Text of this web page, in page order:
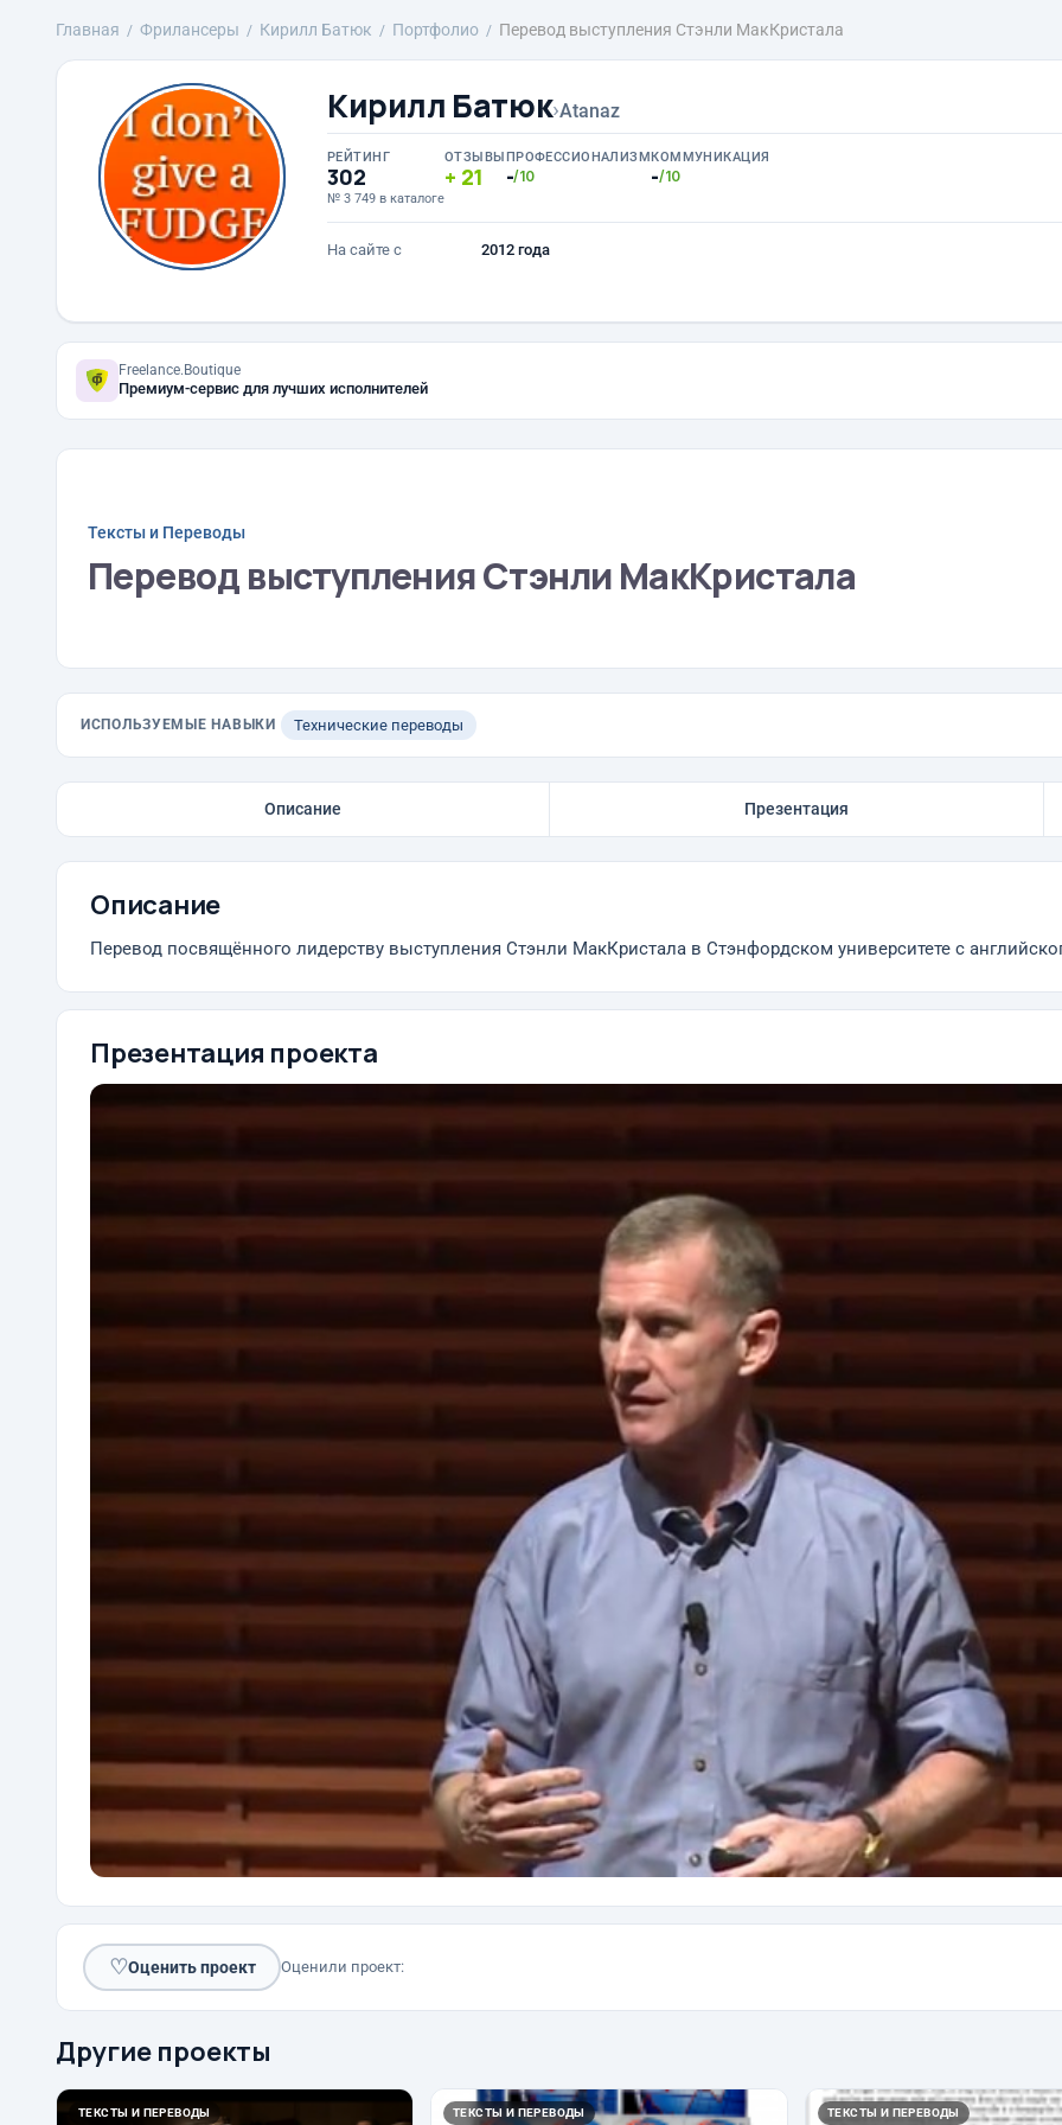
Главная Фрилансеры Кирилл Батюк Портфолио Перевод выступления Стэнли МакКристала
Кирилл Батюк›Atanaz
РЕЙТИНГ
302
№ 3 749 в каталоге
ОТЗЫВЫ
21
ПРОФЕССИОНАЛИЗМ
-/10
КОММУНИКАЦИЯ
-/10
На сайте с 2012 года
Freelance.Boutique
Премиум-сервис для лучших исполнителей
Тексты и Переводы
Перевод выступления Стэнли МакКристала
ИСПОЛЬЗУЕМЫЕ НАВЫКИ Технические переводы
Описание Презентация
Описание
Перевод посвящённого лидерству выступления Стэнли МакКристала в Стэнфордском университете с
Презентация проекта
♡Оценить проект Оценили проект:
Другие проекты
ТЕКСТЫ И ПЕРЕВОДЫ ТЕКСТЫ И ПЕРЕВОДЫ ТЕКСТЫ И ПЕРЕВОДЫ